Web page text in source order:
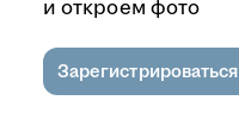
и откроем фото
Зарегистрироваться